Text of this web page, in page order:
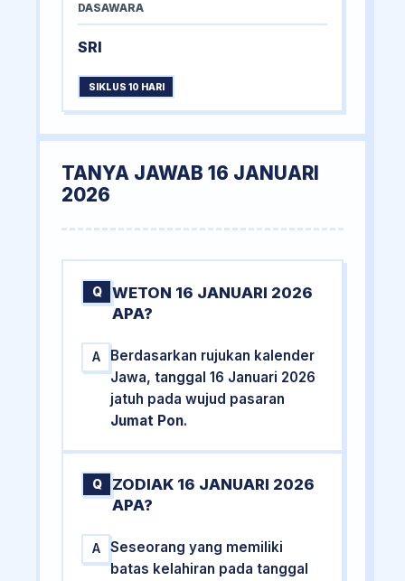
DASAWARA
SRI
SIKLUS 10 HARI
TANYA JAWAB 16 JANUARI
2026
Q
WETON 16 JANUARI 2026
APA?
A
Berdasarkan rujukan kalender
Jawa, tanggal 16 Januari 2026
jatuh pada wujud pasaran
Jumat Pon.
Q
ZODIAK 16 JANUARI 2026
APA?
A
Seseorang yang memiliki
batas kelahiran pada tanggal